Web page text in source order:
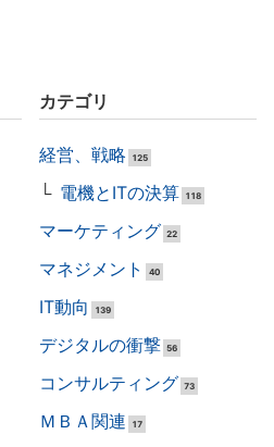
カテゴリ
経営、戦略 125
電機とITの決算 118
マーケティング 22
マネジメント 40
IT動向 139
デジタルの衝撃 56
コンサルティング 73
ＭＢＡ関連 17